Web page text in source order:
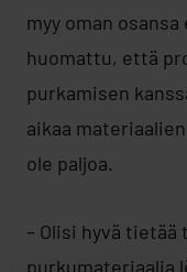
myy oman
huomattu, että
purkamisen
aikaa
ole paljoa.
– Olisi hyvä
purkumateriaalia